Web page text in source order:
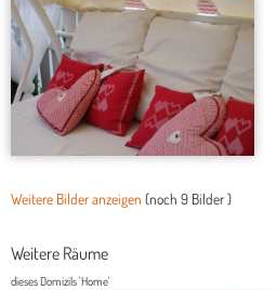
Weitere Bilder anzeigen (noch 9 Bilder)
Weitere Räume
dieses Domizils 'Home'